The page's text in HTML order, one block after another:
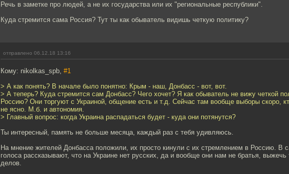
Речь в заметке про людей, а не их государства или их "региональные республики".
Куда стремится сама Россия? Тут ты как обыватель видишь четкую политику?
отправлено 06.12.18 13:16
Кому: nikolkas_spb, #1
> А как понять? В начале было понятно: Крым - наш, Донбасс - вот, вот.
> А теперь? Куда стремится сам Донбасс? Чего хочет? Я как обыватель не вижу четкой
Россию? Они торгуют с Украиной, общение есть и т.д. Сейчас там вообще выборы скоро,
не ясно. М.б. и автономия.
> Главный вопрос: когда Украина распадаться будет - куда они потянутся?
Ты интересный, память не больше месяца, каждый раз с тебя удивляюсь.
На мнение жителей Донбасса положили, их просто кинули с их стремлением в Россию. В
голоса рассказывают, что на Украине нет русских, да и вообще они нам не братья, выжечь
делов.